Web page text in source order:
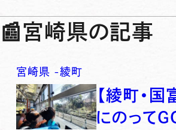
📰宮崎県の記事
宮崎県 -綾町
【綾町・国
にのって